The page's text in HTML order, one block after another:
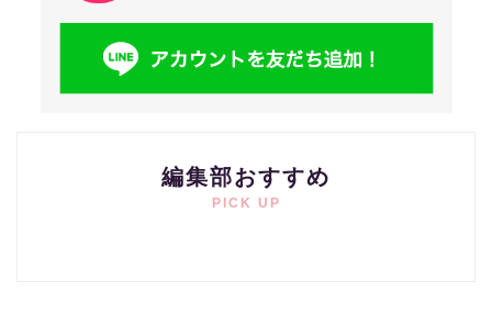
編集部おすすめ
PICK UP